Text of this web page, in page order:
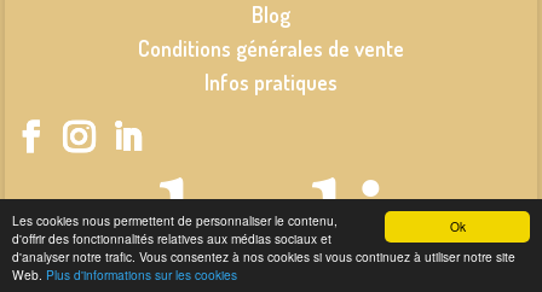
Ok
Les cookies nous permettent de personnaliser le contenu,
d'offrir des fonctionnalités relatives aux médias sociaux et
d'analyser notre trafic. Vous consentez à nos cookies si vous continuez à utiliser notre site
Web. Plus d'informations sur les cookies
Blog
Conditions générales de vente
Infos pratiques